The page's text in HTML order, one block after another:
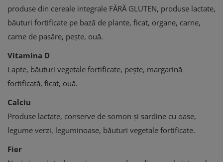
produse din cereale integrale FĂRĂ GLUTEN, produse lactate,
băuturi fortificate pe bază de plante, ficat, organe, carne,
carne de pasăre, pește, ouă.
Vitamina D
Lapte, băuturi vegetale fortificate, pește, margarină
fortificată, ficat, ouă.
Calciu
Produse lactate, conserve de somon și sardine cu oase,
legume verzi, leguminoase, băuturi vegetale fortificate.
Fier